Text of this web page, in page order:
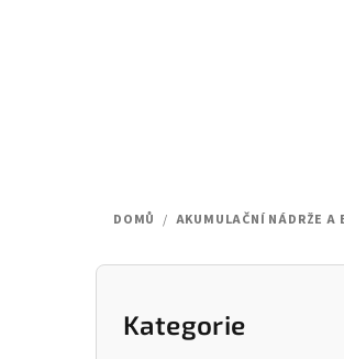
DOMŮ / AKUMULAČNÍ NÁDRŽE A
P
Přeskočit
kategorie
Kategorie